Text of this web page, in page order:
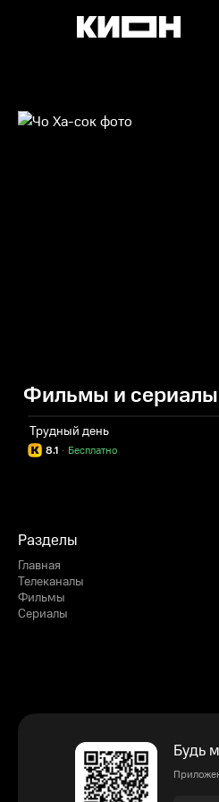
Фильмы и сериалы
Трудный день
8.1 Бесплатно
·
Разделы
Главная
Телеканалы
Фильмы
Сериалы
Будь